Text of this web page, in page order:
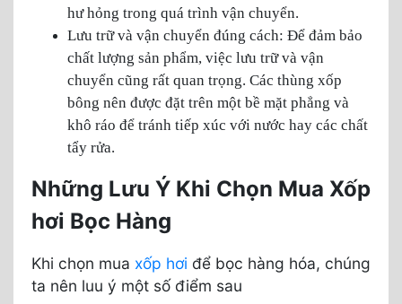
hư hỏng trong quá trình vận chuyển.
Lưu trữ và vận chuyển đúng cách: Để đảm bảo
chất lượng sản phẩm, việc lưu trữ và vận
chuyển cũng rất quan trọng. Các thùng xốp
bông nên được đặt trên một bề mặt phẳng và
khô ráo để tránh tiếp xúc với nước hay các chất
tẩy rửa.
Những Lưu Ý Khi Chọn Mua Xốp
hơi Bọc Hàng
Khi chọn mua xốp hơi để bọc hàng hóa, chúng
ta nên luu ý một số điểm sau